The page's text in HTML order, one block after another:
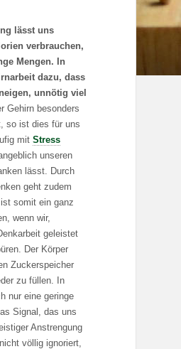
lässt uns
verbrauchen,
Mengen. In
dazu, dass
unnötig viel
Gehirn besonders
so ist dies für uns
mit Stress
unseren
lässt. Durch
geht zudem
somit ein ganz
wenn wir,
geleistet
Der Körper
Zuckerspeicher
zu füllen. In
nur eine geringe
Signal, das uns
Anstrengung
völlig ignoriert,